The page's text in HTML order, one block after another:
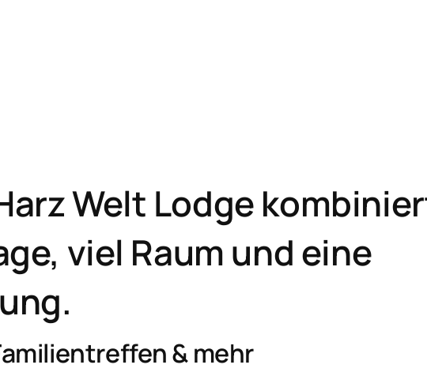
Welt Lodge
viel Raum und eine
& mehr